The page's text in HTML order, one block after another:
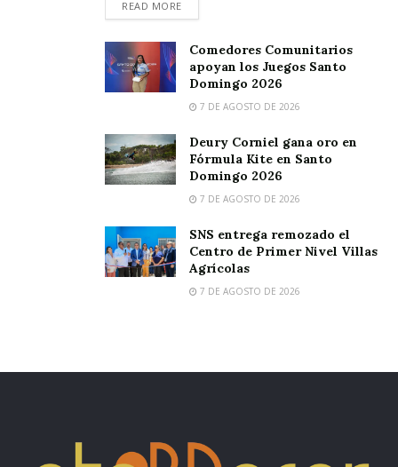
READ MORE
Comedores Comunitarios
apoyan los Juegos Santo
Domingo 2026
7 DE AGOSTO DE 2026
Deury Corniel gana oro en
Fórmula Kite en Santo
Domingo 2026
7 DE AGOSTO DE 2026
SNS entrega remozado el
Centro de Primer Nivel Villas
Agrícolas
7 DE AGOSTO DE 2026